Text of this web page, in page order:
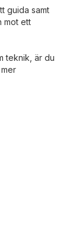
guida samt
mot ett
teknik, är du